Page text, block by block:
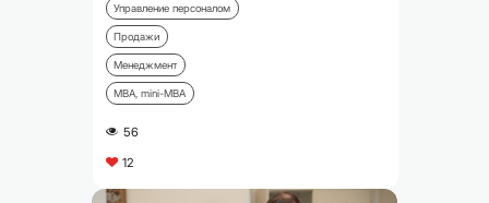
Управление персоналом
Продажи
Менеджмент
MBA, mini-MBA
A 56
C 12